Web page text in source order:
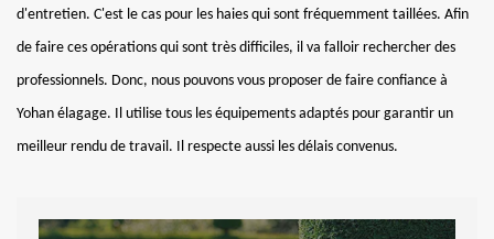
d'entretien. C'est le cas pour les haies qui sont fréquemment taillées. Afin
de faire ces opérations qui sont très difficiles, il va falloir rechercher des
professionnels. Donc, nous pouvons vous proposer de faire confiance à
Yohan élagage. Il utilise tous les équipements adaptés pour garantir un
meilleur rendu de travail. Il respecte aussi les délais convenus.